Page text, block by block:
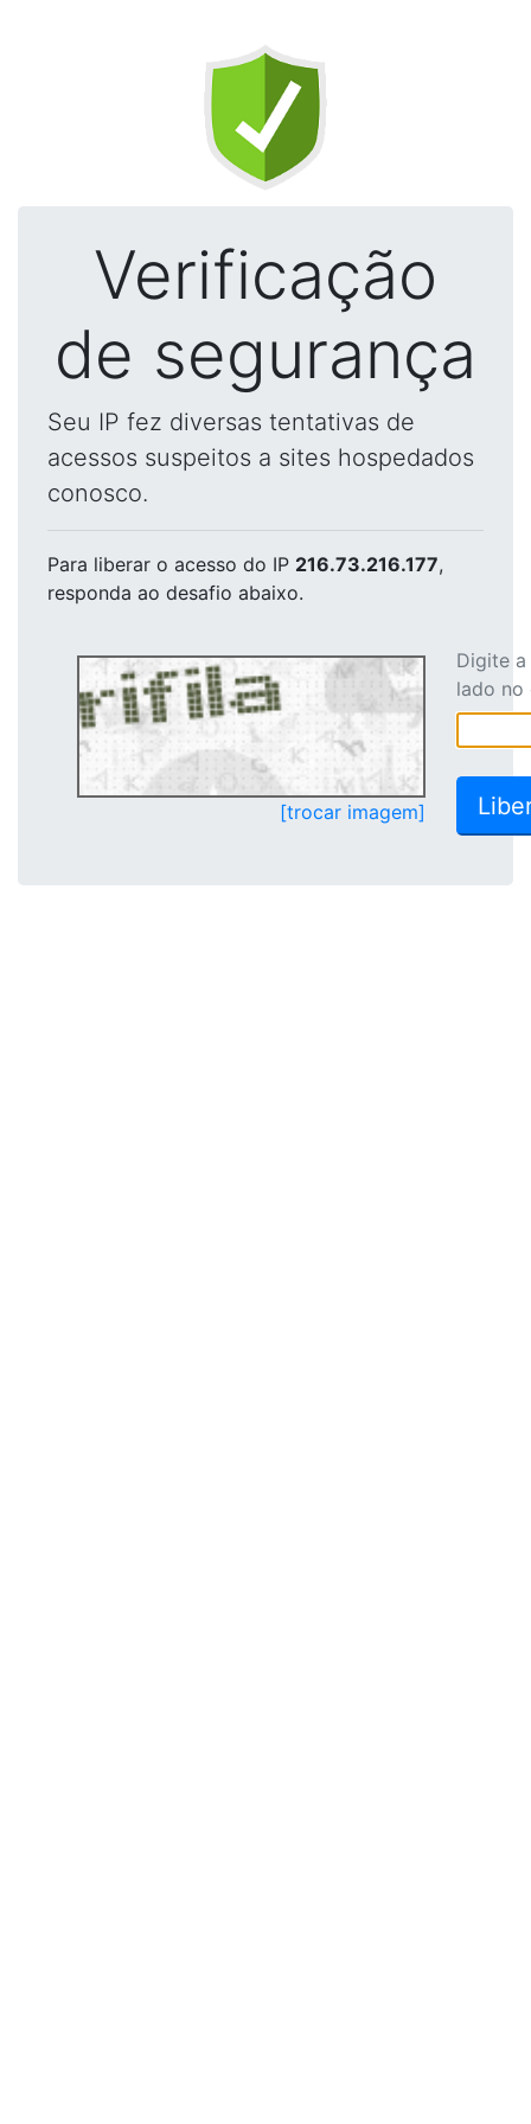
Verificação
de segurança
Seu IP fez diversas tentativas de
acessos suspeitos a sites hospedados
conosco.
Para liberar o acesso do IP 216.73.216.177,
responda ao desafio abaixo.
[trocar imagem]
Digite
lado no